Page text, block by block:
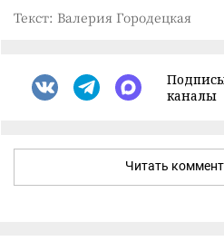
Текст: Валерия Городецкая
каналы
Читать